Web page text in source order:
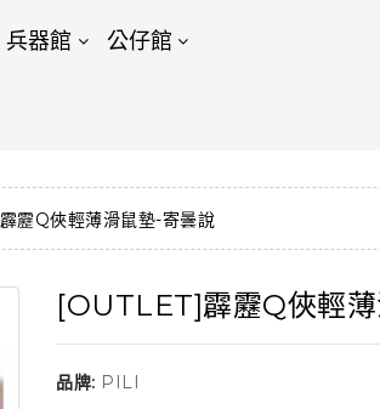
兵器館 公仔館
靂Q俠輕薄滑鼠墊-寄曇說
[OUTLET]霹靂Q俠輕
品牌: PILI